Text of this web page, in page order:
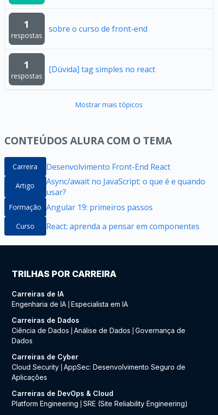
1
respostas
sobre o curso de front-end
1
respostas
[Dúvida] tag simples no react
Mostrar mais tópicos
CONTEÚDOS ALURA COM O TEMA
Carreira Desenvolvimento Front-End React
Artigo
Async/await no JavaScript: o que é e quando
usar?
Formação Angular 19: primeiros passos
Curso React: aprenda a pensar em componentes
TRILHAS POR CARREIRA
Carreiras de IA
Engenharia de IA Especialista em IA
Carreiras de Dados
Ciência de Dados
Análise de Dados
Governança de
Dados
Carreiras de Cyber
Cloud Security AppSec: Desenvolvimento Seguro de
Aplicações
Carreiras de DevOps & Cloud
Platform Engineering
SRE (Site Reliability Engineering)